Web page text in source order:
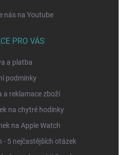
nás na Youtube
PRO VÁS
a platba
podmínky
a reklamace zboží
na chytré hodinky
na Apple Watch
- 5 nejčastějších otázek